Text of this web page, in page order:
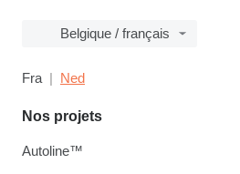
Belgique / français
Fra Ned
Nos projets
Autoline™